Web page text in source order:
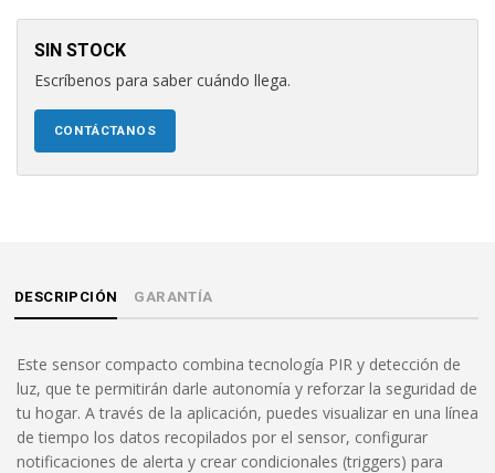
SIN STOCK
Escríbenos para saber cuándo llega.
CONTÁCTANOS
DESCRIPCIÓN GARANTÍA
Este sensor compacto combina tecnología PIR y detección de
luz, que te permitirán darle autonomía y reforzar la seguridad de
tu hogar. A través de la aplicación, puedes visualizar en una línea
de tiempo los datos recopilados por el sensor, configurar
notificaciones de alerta y crear condicionales (triggers) para